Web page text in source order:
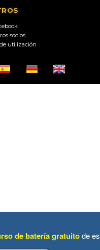
socios
utilización
de batería gratuitode